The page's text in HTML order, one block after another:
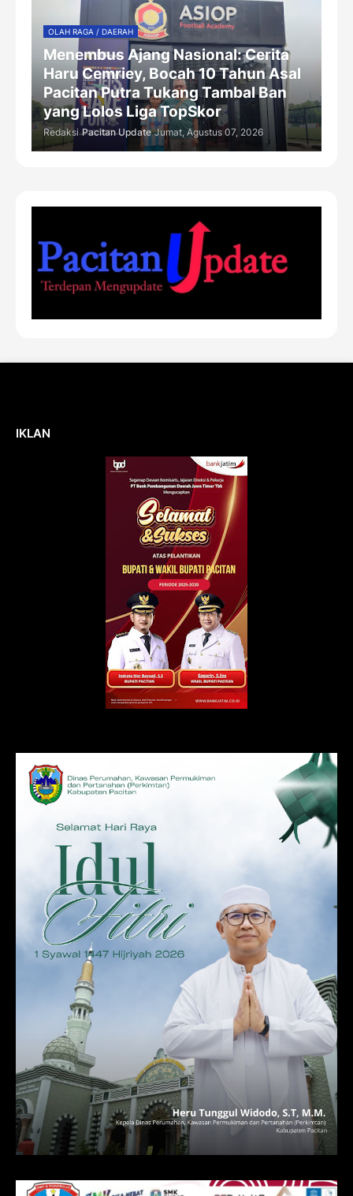
OLAH RAGA / DAERAH
Menembus Ajang Nasional: Cerita
Haru Cemriey, Bocah 10 Tahun Asal
Pacitan Putra Tukang Tambal Ban
yang Lolos Liga TopSkor
Redaksi Pacitan Update Jumat, Agustus 07, 2026
IKLAN